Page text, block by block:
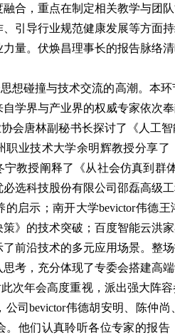
合，重点在制定相关教学与团
引导行业规范健康发展等方面
量。伏焕昌理事长的报告脉络
想碰撞与技术交流的高潮。本
学界与产业界的权威专家依次
会唐林副秘书长探讨了《人工
职业技术大学余明辉教授分享
宁教授阐释了《从社会仿真到群
选科技股份有限公司邵磊高级
的启示；南开大学bevictor伟德
》的技术突破；百度智能云洪
前沿技术的多元应用场景。整
考，充分体现了专委会搭建高
次年会高度重视，派出强大阵
公司bevictor伟德胡安明、陈仲
。他们认真聆听各位专家的报